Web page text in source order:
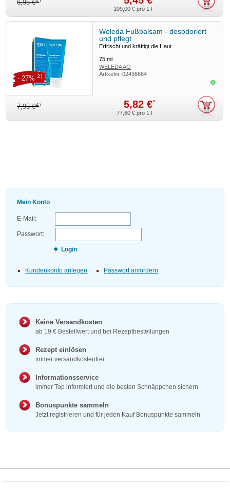
6,95 €
109,00 € pro 1 l
Weleda Fußbalsam - desodoriert
und pflegt
Erfrischt und kräftigt die Haut
75ml
WELEDA AG
Artikelnr.02436664
7,95 €4) 5,82 €*
- 27% 2)
77,60 € pro 1 l
Mein Konto
E-Mail:
Passwort:
Login
Kundenkonto anlegen Passwort anfordern
Keine Versandkosten
ab 19 € Bestellwert und bei Rezeptbestellungen
Rezept einlösen
immer versandkostenfrei
Informationsservice
immer Top informiert und die besten Schnäppchen sichern
Bonuspunkte sammeln
Jetzt registrieren und für jeden Kauf Bonuspunkte sammeln